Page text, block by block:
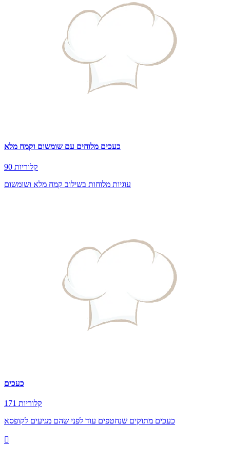
כעכים מלוחים עם שומשום וקמח מלא
90 קלוריות
עוגיות מלוחות בשילוב קמח מלא ושומשום
כעכים
171 קלוריות
כעכים מתוקים שנחטפים עוד לפני שהם מגיעים לקופסא
